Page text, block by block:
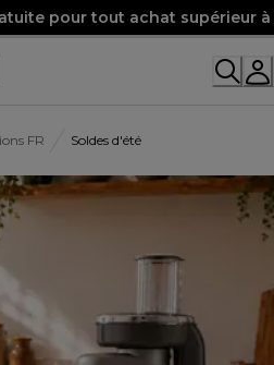
pour tout achat supérieur
FR Soldes d'été